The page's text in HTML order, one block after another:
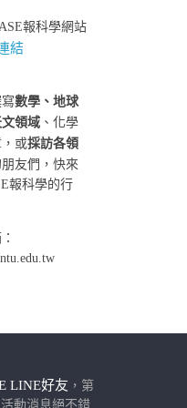
報科學網站
結
數學、地球
領域 、化學
或採訪各領
朋友們，快來
報科學的行
LINE好友 ，第
動消息絕不錯